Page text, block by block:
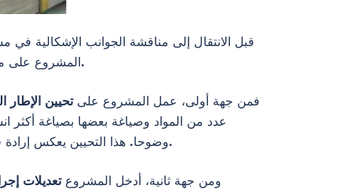
قبل الانتقال إلى مناقشة الجوانب الإشكالية
المشروع على مستوى البنية العامة للنص والمساطر المقررة فيه، لأنه لا يمكن تقييم الاختيارات التشريعية إلا بعد استيعاب مضمونها وحدودها.
فمن جهة أولى، عمل المشروع علىتحيين الإطار
عدد من المواد وصياغة بعضها بصياغة أكثر
وضوحا. هذا التحيين يعكس إرادة في إخراج القانون من سياق الثمانينيات إلى سياق ما بعد الإصلاحات الدستورية والقضائية الأخيرة، ولو في حدود شكلية أساسا.
ومن جهة ثانية، أدخل المشروعتعديلات